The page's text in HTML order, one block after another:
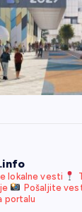
lokalne vesti
Pošaljite
portalu